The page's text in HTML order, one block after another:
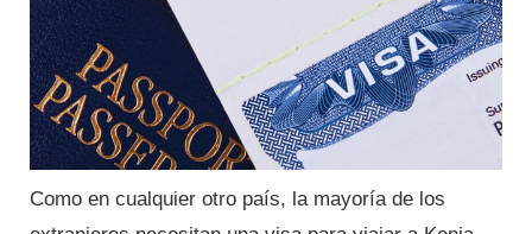
Como en cualquier otro país, la mayoría de los